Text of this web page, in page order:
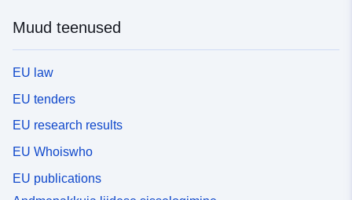
Muud teenused
EU law
EU tenders
EU research results
EU Whoiswho
EU publications